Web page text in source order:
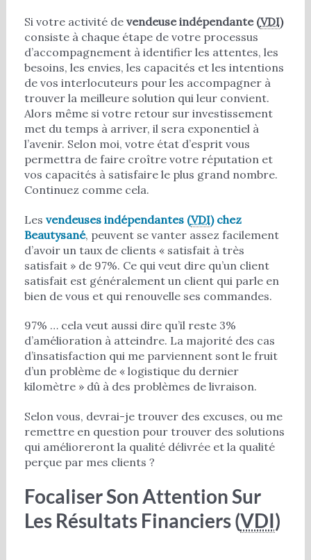
Si votre activité de vendeuse indépendante (VDI)
consiste à chaque étape de votre processus
d’accompagnement à identifier les attentes, les
besoins, les envies, les capacités et les intentions
de vos interlocuteurs pour les accompagner à
trouver la meilleure solution qui leur convient.
Alors même si votre retour sur investissement
met du temps à arriver, il sera exponentiel à
l’avenir. Selon moi, votre état d’esprit vous
permettra de faire croître votre réputation et
vos capacités à satisfaire le plus grand nombre.
Continuez comme cela.
Les vendeuses indépendantes (VDI) chez
Beautysané, peuvent se vanter assez facilement
d’avoir un taux de clients « satisfait à très
satisfait » de 97%. Ce qui veut dire qu’un client
satisfait est généralement un client qui parle en
bien de vous et qui renouvelle ses commandes.
97% … cela veut aussi dire qu’il reste 3%
d’amélioration à atteindre. La majorité des cas
d’insatisfaction qui me parviennent sont le fruit
d’un problème de « logistique du dernier
kilomètre » dû à des problèmes de livraison.
Selon vous, devrai-je trouver des excuses, ou me
remettre en question pour trouver des solutions
qui amélioreront la qualité délivrée et la qualité
perçue par mes clients ?
Focaliser Son Attention Sur
Les Résultats Financiers (VDI)